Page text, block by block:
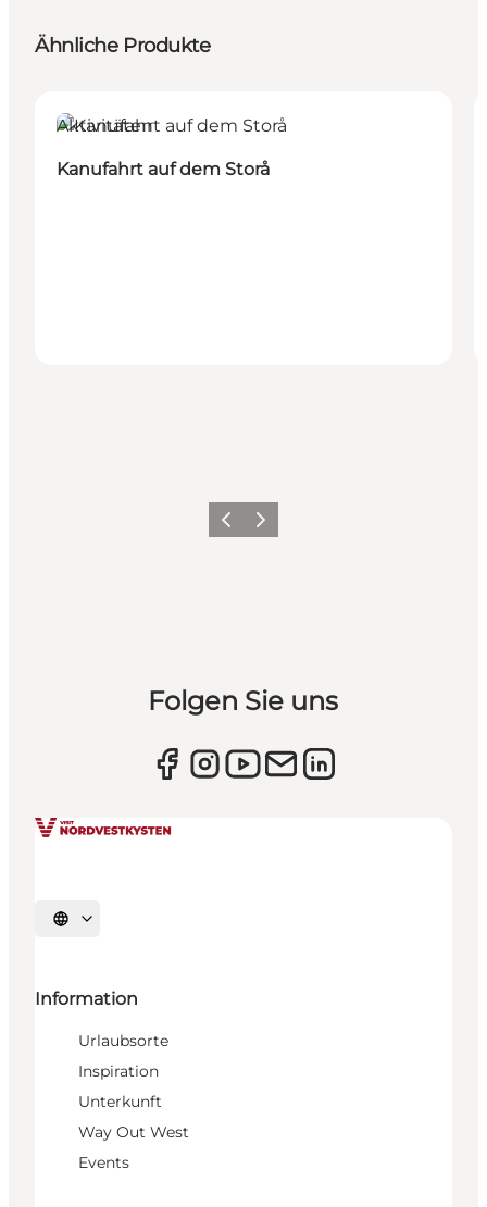
Ähnliche Produkte
Aktivitäten
Kanufahrt auf dem Storå
ZurückWeiter
Folgen Sie uns
Sprache auswählen
Information
Urlaubsorte
Inspiration
Unterkunft
Way Out West
Events